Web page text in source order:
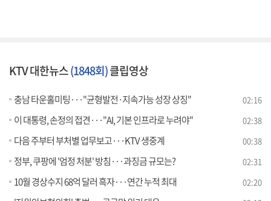
KTV 대한뉴스(1848회)클립영상
충남 타운홀미팅···"균형발전·지속가능 성장 상징" 02:16
이 대통령, 손정의 접견···"AI, 기본 인프라로 누려야" 02:38
다음 주부터 부처별 업무보고···KTV 생중계 00:38
정부, 쿠팡에 '엄정 처분' 방침···과징금 규모는? 02:31
10월 경상수지 68억 달러 흑자···연간 누적 최대 02:20